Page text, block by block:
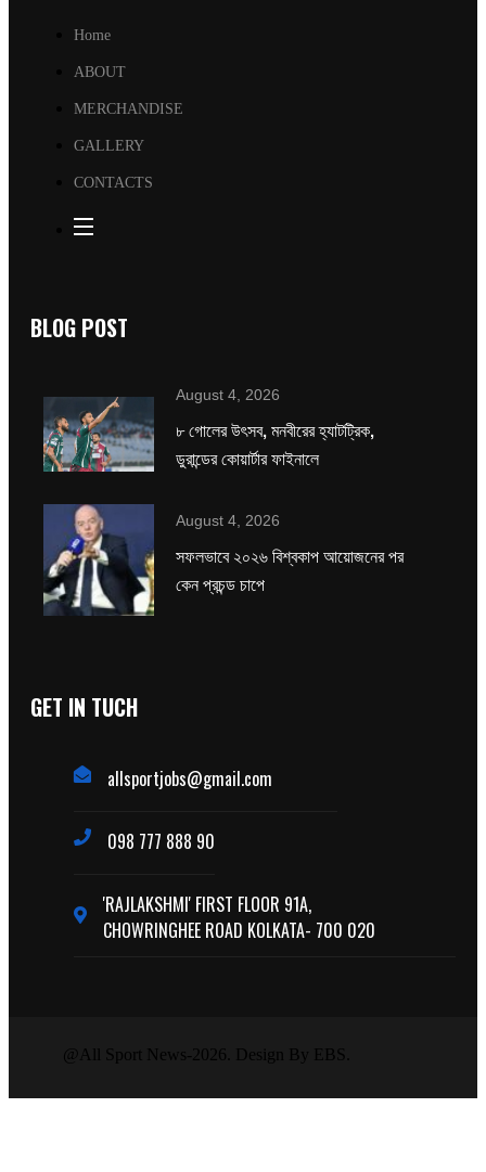
Home
ABOUT
MERCHANDISE
GALLERY
CONTACTS
BLOG POST
August 4, 2026
৮ গোলের উৎসব, মনবীরের হ্যাটট্রিক,
ডুরান্ডের কোয়ার্টার ফাইনালে
August 4, 2026
সফলভাবে ২০২৬ বিশ্বকাপ আয়োজনের পর
কেন প্রচন্ড চাপে
GET IN TUCH
allsportjobs@gmail.com
098 777 888 90
'RAJLAKSHMI' FIRST FLOOR 91A,
CHOWRINGHEE ROAD KOLKATA- 700 020
@All Sport News-2026. Design By EBS.